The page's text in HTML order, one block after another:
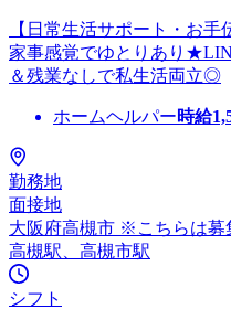
【日常生活サポート・お手
家事感覚でゆとりあり
＆残業なしで私生活両立◎
ホームヘルパー時給
勤務地
面接地
大阪府高槻市 ※こちらは募
高槻駅、高槻市駅
シフト